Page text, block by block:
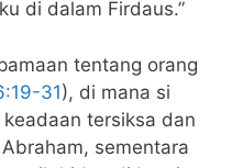
di dalam Firdaus.”
tentang orang
31), di mana si
tersiksa dan
sementara